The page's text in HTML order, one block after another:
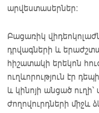
արվեստասերներ։
Բացառիկ
դրվագների և
հիշատակի երեկոն
ուղևորություն էր
և կինոյի անցած ուղի՝
ժողովուրդների